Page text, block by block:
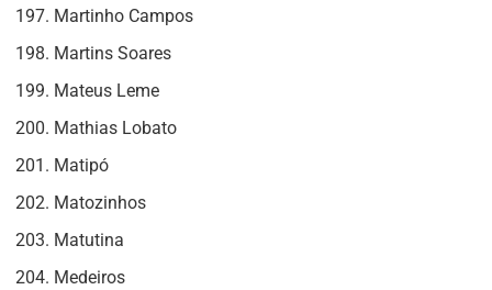
Martinho Campos
Martins Soares
Mateus Leme
Mathias Lobato
Matipó
Matozinhos
Matutina
Medeiros